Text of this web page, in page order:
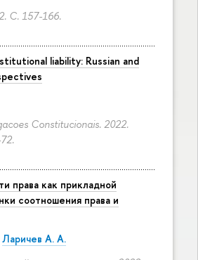
С. 157-166.
liability: Russian and
Constitucionais. 2022.
права как прикладной
соотношения права и
Ларичев А. А.